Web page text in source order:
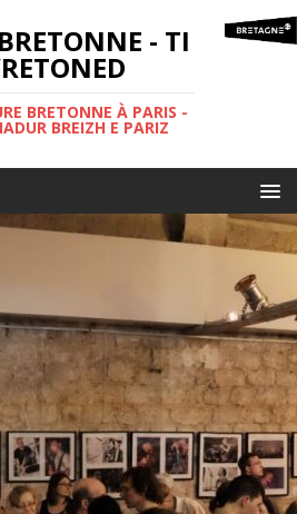
- TI
BRETONNE À PARIS -
BREIZH E PARIZ